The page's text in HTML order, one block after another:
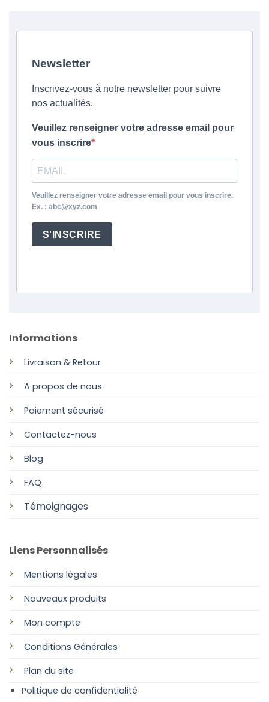
Informations
Livraison & Retour
A propos de nous
Paiement sécurisé
Contactez-nous
Blog
FAQ
Témoignages
Liens Personnalisés
Mentions légales
Nouveaux produits
Mon compte
Conditions Générales
Plan du site
Politique de confidentialité
Newsletter
Inscrivez-vous à notre newsletter pour suivre
nos actualités.
Veuillez renseigner votre adresse email pour
vous inscrire
Veuillez renseigner votre adresse email pour vous inscrire.
Ex. : abc@xyz.com
S'INSCRIRE